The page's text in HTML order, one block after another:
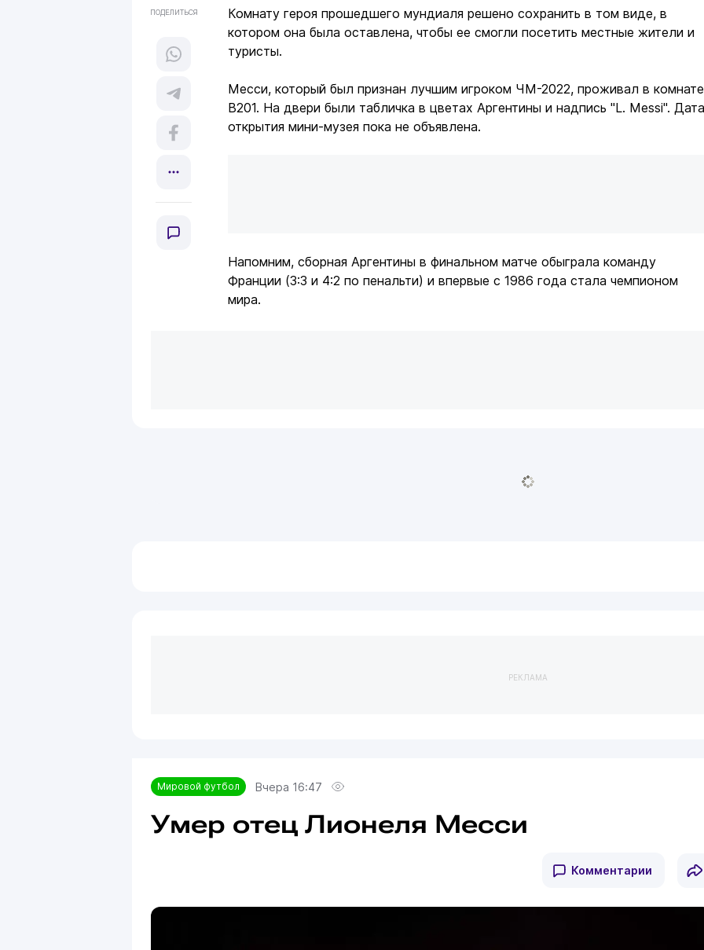
ПОДЕЛИТЬСЯ
Комнату героя прошедшего мундиаля решено сохранить в том виде, в
котором она была оставлена, чтобы ее смогли посетить местные жители и
туристы.
Месси, который был признан лучшим игроком ЧМ-2022, проживал в комнате
B201. На двери были табличка в цветах Аргентины и надпись "L. Messi". Дата
открытия мини-музея пока не объявлена.
Напомним, сборная Аргентины в финальном матче обыграла команду
Франции (3:3 и 4:2 по пенальти) и впервые с 1986 года стала чемпионом
мира.
РЕКЛАМА
Мировой футбол Вчера 16:47
Умер отец Лионеля Месси
Комментарии